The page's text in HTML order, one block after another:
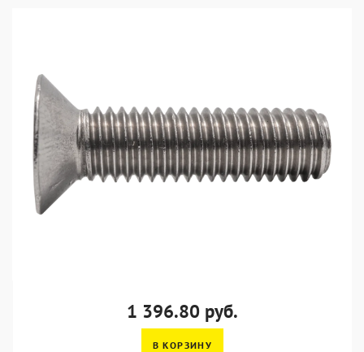
1 396.80 руб.
В КОРЗИНУ